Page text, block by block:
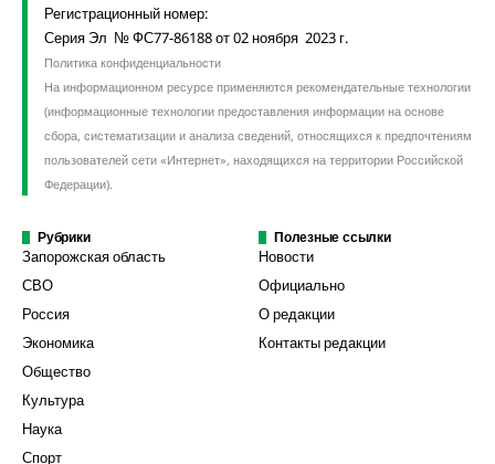
Регистрационный номер:
Серия Эл № ФС77-86188 от 02 ноября 2023 г.
Политика конфиденциальности
На информационном ресурсе применяются рекомендательные технологии
(информационные технологии предоставления информации на основе
сбора, систематизации и анализа сведений, относящихся к предпочтениям
пользователей сети «Интернет», находящихся на территории Российской
Федерации).
Рубрики
Запорожская область
СВО
Россия
Экономика
Общество
Культура
Наука
Спорт
Полезные ссылки
Новости
Официально
О редакции
Контакты редакции